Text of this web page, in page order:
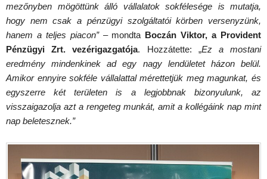
mezőnyben mögöttünk álló vállalatok sokfélesége is mutatja,
hogy nem csak a pénzügyi szolgáltatói körben versenyzünk,
hanem a teljes piacon”– mondta Boczán Viktor, a Provident
Pénzügyi Zrt. vezérigazgatója. Hozzátette: „Ez a mostani
eredmény mindenkinek ad egy nagy lendületet házon belül.
Amikor ennyire sokféle vállalattal mérettetjük meg magunkat, és
egyszerre két területen is a legjobbnak bizonyulunk, az
visszaigazolja azt a rengeteg munkát, amit a kollégáink nap mint
nap beletesznek.”